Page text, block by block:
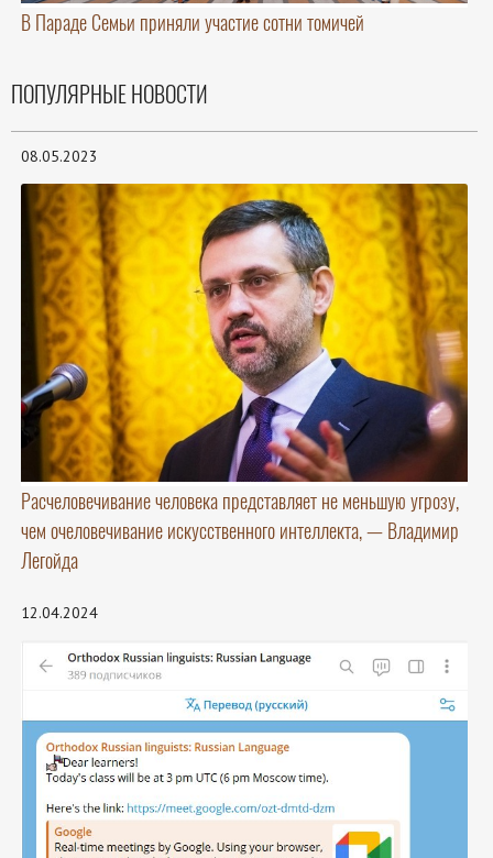
В Параде Семьи приняли участие сотни томичей
ПОПУЛЯРНЫЕ НОВОСТИ
08.05.2023
Расчеловечивание человека представляет не меньшую угрозу,
чем очеловечивание искусственного интеллекта, — Владимир
Легойда
12.04.2024